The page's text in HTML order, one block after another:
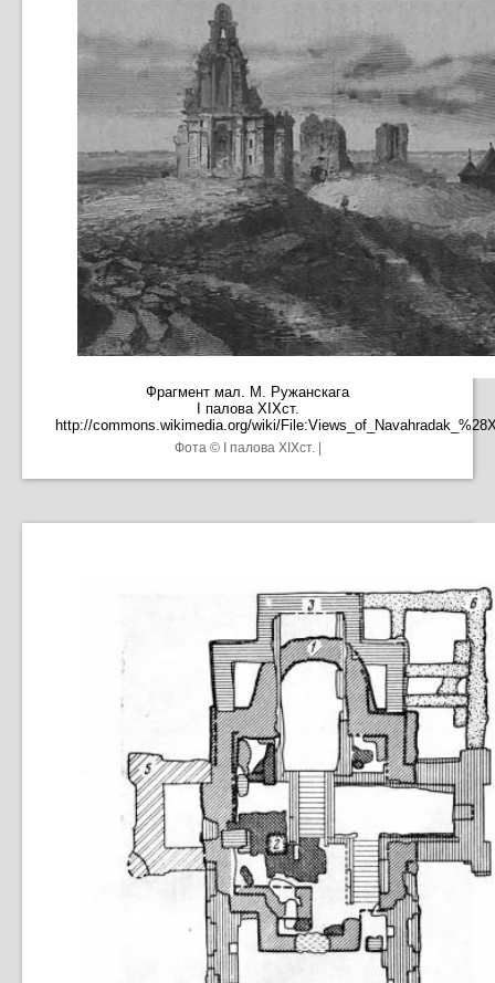
Фрагмент мал. М. Ружанскага
I палова XIXст.
http://commons.wikimedia.org/wiki/
Фота © I палова XIXст. |